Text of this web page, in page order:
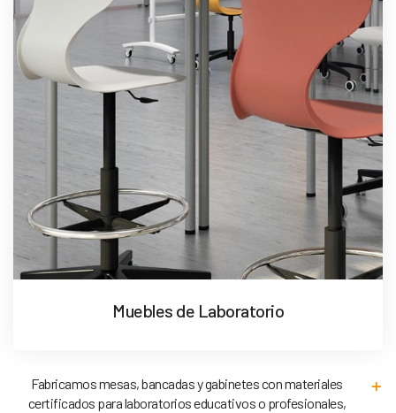
Muebles de Laboratorio
Fabricamos mesas, bancadas y gabinetes con materiales
certificados para laboratorios educativos o profesionales,